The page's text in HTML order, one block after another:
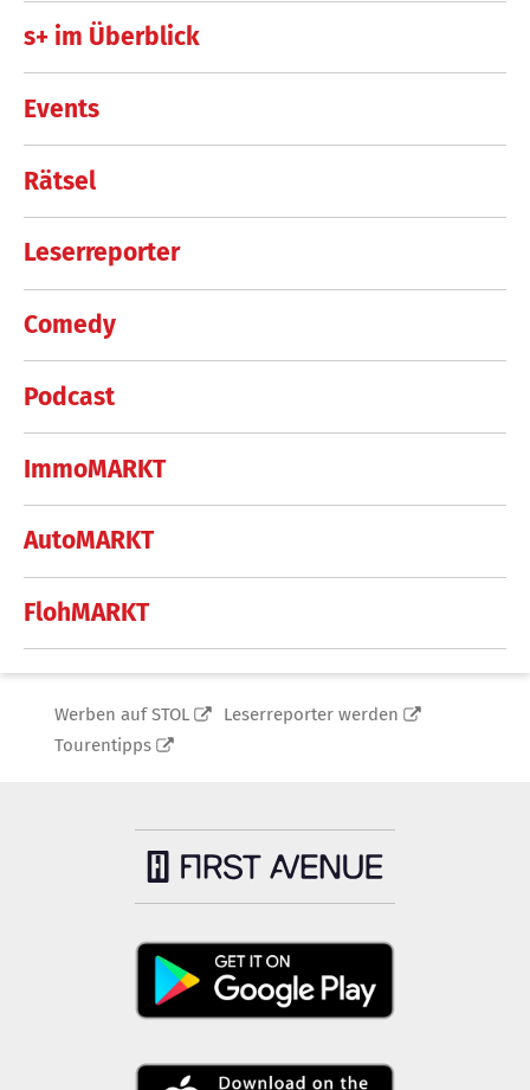
s+ im Überblick
Events
Rätsel
Leserreporter
Comedy
Podcast
ImmoMARKT
AutoMARKT
FlohMARKT
Werben auf STOL
Leserreporter werden
Tourentipps